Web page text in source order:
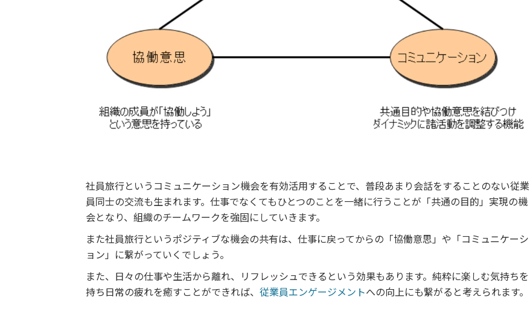
社員旅行というコミュニケーション機会を有効活用することで、普段あまり会話をすることのない従業
員同士の交流も生まれます。仕事でなくてもひとつのことを一緒に行うことが「共通の目的」実現の機
会となり、組織のチームワークを強固にしていきます。
また社員旅行というポジティブな機会の共有は、仕事に戻ってからの「協働意思」や「コミュニケーシ
ョン」に繋がっていくでしょう。
また、日々の仕事や生活から離れ、リフレッシュできるという効果もあります。純粋に楽しむ気持ちを
持ち日常の疲れを癒すことができれば、 従業員エンゲージメントへの向上にも繋がると考えられます。